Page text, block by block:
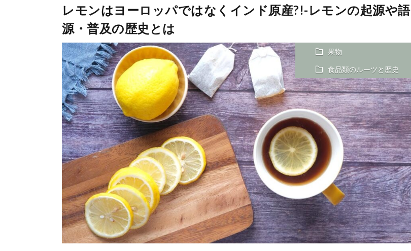
レモンはヨーロッパではなくインド原産?!-レモンの起源や語
源・普及の歴史とは
果物
食品類のルーツと歴史